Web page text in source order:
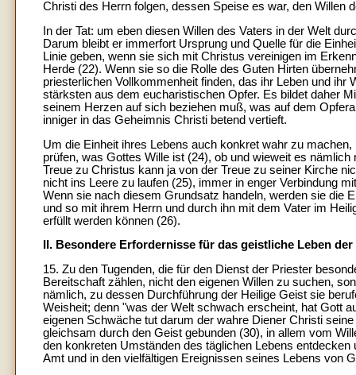
Christi des Herrn folgen, dessen Speise es war, den Willen
In der Tat: um eben diesen Willen des Vaters in der Welt
Darum bleibt er immerfort Ursprung und Quelle für die
Linie geben, wenn sie sich mit Christus vereinigen im
Herde (22). Wenn sie so die Rolle des Guten Hirten
priesterlichen Vollkommenheit finden, das ihr Leben und
stärksten aus dem eucharistischen Opfer. Es bildet daher
seinem Herzen auf sich beziehen muß, was auf dem
inniger in das Geheimnis Christi betend vertieft.
Um die Einheit ihres Lebens auch konkret wahr zu
prüfen, was Gottes Wille ist (24), ob und wieweit es
Treue zu Christus kann ja von der Treue zu seiner Kirche
nicht ins Leere zu laufen (25), immer in enger Verbindung
Wenn sie nach diesem Grundsatz handeln, werden sie die
und so mit ihrem Herrn und durch ihn mit dem Vater im
erfüllt werden können (26).
II. Besondere Erfordernisse für das geistliche Leben
15. Zu den Tugenden, die für den Dienst der Priester
Bereitschaft zählen, nicht den eigenen Willen zu suchen,
nämlich, zu dessen Durchführung der Heilige Geist sie
Weisheit; denn "was der Welt schwach erscheint, hat Gott
eigenen Schwäche tut darum der wahre Diener Christi
gleichsam durch den Geist gebunden (30), in allem vom
den konkreten Umständen des täglichen Lebens
Amt und in den vielfältigen Ereignissen seines Lebens von